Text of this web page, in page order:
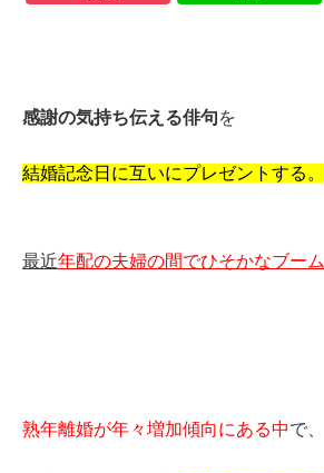
感謝の気持ち伝える俳句を
結婚記念日に互いにプレゼントする。
最近年配の夫婦の間でひそかなブーム
熟年離婚が年々増加傾向にある中で、